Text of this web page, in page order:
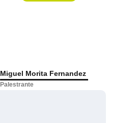
Miguel Morita Fernandez
Palestrante